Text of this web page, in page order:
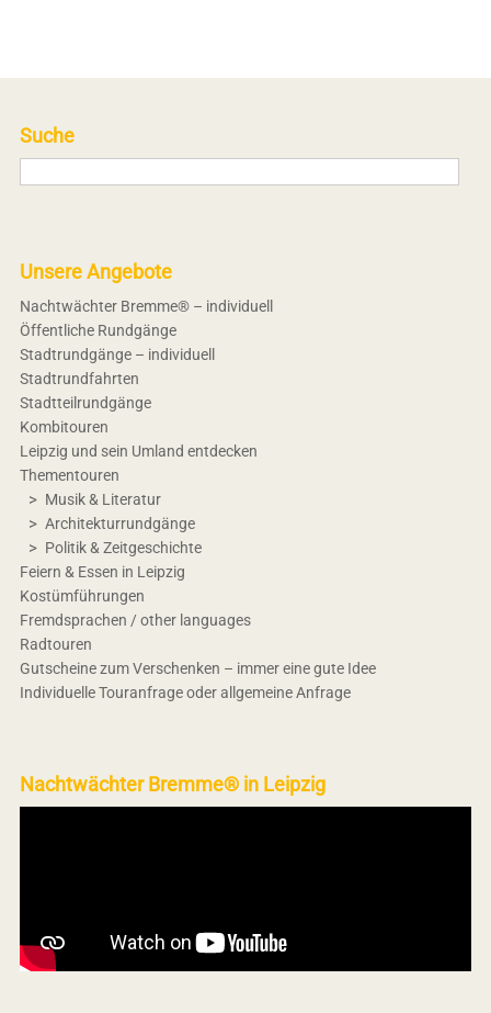
Suche
Unsere Angebote
Nachtwächter Bremme® – individuell
Öffentliche Rundgänge
Stadtrundgänge – individuell
Stadtrundfahrten
Stadtteilrundgänge
Kombitouren
Leipzig und sein Umland entdecken
Thementouren
Musik & Literatur
Architekturrundgänge
Politik & Zeitgeschichte
Feiern & Essen in Leipzig
Kostümführungen
Fremdsprachen / other languages
Radtouren
Gutscheine zum Verschenken – immer eine gute Idee
Individuelle Touranfrage oder allgemeine Anfrage
Nachtwächter Bremme® in Leipzig